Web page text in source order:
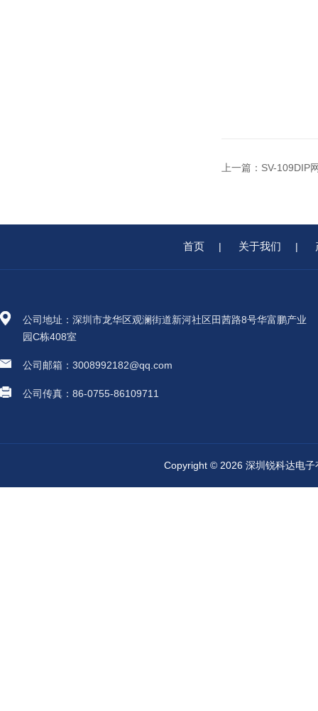
上一篇： SV-109DIP
首页 | 关于我们 |
公司地址：深圳市龙华区观澜街道新河社区田茜路8号华富鹏产业
园C栋408室
公司邮箱：3008992182@qq.com
公司传真：86-0755-86109711
Copyright © 2026 深圳锐科达电